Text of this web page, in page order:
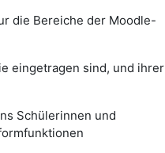
die Bereiche der Moodle-
eingetragen sind, und ihrer
Schülerinnen und